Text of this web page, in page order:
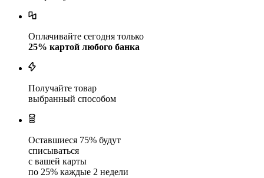
Оплачивайте сегодня только
25% картой любого банка
Получайте товар
выбранный способом
Оставшиеся 75% будут
списываться
с вашей карты
по 25% каждые 2 недели